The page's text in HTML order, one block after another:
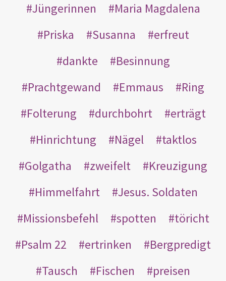
Jüngerinnen
Maria Magdalena
Priska
Susanna
erfreut
dankte
Besinnung
Prachtgewand
Emmaus
Ring
Folterung
durchbohrt
erträgt
Hinrichtung
Nägel
taktlos
Golgatha
zweifelt
Kreuzigung
Himmelfahrt
Jesus. Soldaten
Missionsbefehl
spotten
töricht
Psalm 22
ertrinken
Bergpredigt
Tausch
Fischen preisen